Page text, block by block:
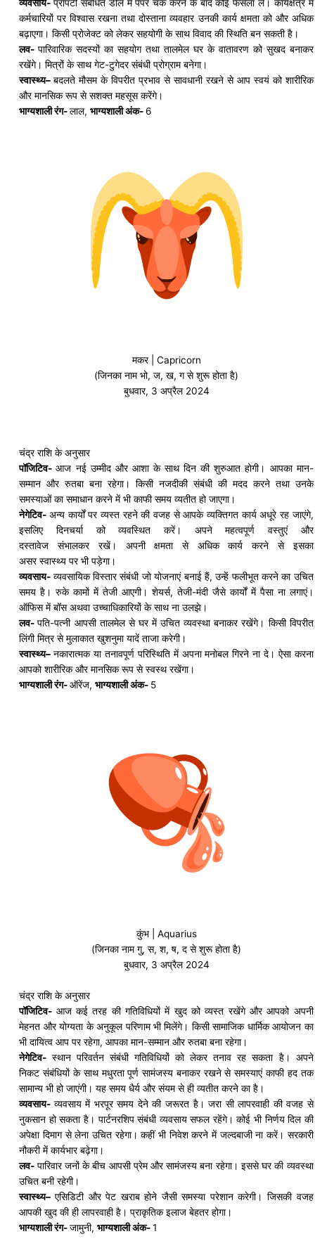
व्यवसाय-प्रॉपर्टी संबंधित डील में पेपर चेक करने के बाद कोई फैसला लें। कार्यक्षेत्र में
कर्मचारियों पर विश्वास रखना तथा दोस्ताना व्यवहार उनकी कार्य क्षमता को और अधिक
बढ़ाएगा। किसी प्रोजेक्ट को लेकर सहयोगी के साथ विवाद की स्थिति बन सकती है।
लव-पारिवारिक सदस्यों का सहयोग तथा तालमेल घर के वातावरण को सुखद बनाकर
रखेंगे। मित्रों के साथ गेट-टुगेदरसंबंधी प्रोग्राम बनेगा।
स्वास्थ्य–बदलते मौसम के विपरीत प्रभाव से सावधानी रखने से आप स्वयं को शारीरिक
और मानसिक रूप से सशक्त महसूस करेंगे।
भाग्यशाली रंग-लाल,भाग्यशाली अंक-6
मकर | Capricorn
(जिनका नाम भो, ज, ख, ग से शुरू होता है)
बुधवार, 3 अप्रैल 2024
चंद्र राशि के अनुसार
पॉजिटिव-आज नई उम्मीद और आशा के साथ दिन की शुरुआत होगी। आपका मान-
सम्मान और रुतबा बना रहेगा। किसी नजदीकी संबंधी की मदद करने तथा उनके
समस्याओं का समाधान करने में भी काफी समय व्यतीत हो जाएगा।
नेगेटिव-अन्य कार्यों पर व्यस्त रहने की वजह से आपके व्यक्तिगत कार्य अधूरे रह जाएंगे,
इसलिए दिनचर्या को व्यवस्थित करें। अपने महत्वपूर्ण वस्तुएं और
दस्तावेजसंभालकररखें। अपनी क्षमता से अधिक कार्य करने से इसका
असरस्वास्थ्य पर भी पड़ेगा।
व्यवसाय- व्यवसायिक विस्तार संबंधी जो योजनाएं बनाई हैं, उन्हें फलीभूत करने का उचित
समय है। रुके कामों में तेजी आएगी। शेयर्स, तेजी-मंदी जैसे कार्यों में पैसा ना लगाएं।
ऑफिस मेंबॉसअथवा उच्चाधिकारियों के साथ ना उलझे।
लव-पति-पत्नी आपसी तालमेल से घर में उचित व्यवस्था बनाकर रखेंगे। किसी विपरीत
लिंगी मित्र से मुलाकात खुशनुमा यादें ताजा करेगी।
स्वास्थ्य–नकारात्मक या तनावपूर्णपरिस्थिति में अपना मनोबल गिरने ना दे। ऐसा करना
आपको शारीरिक और मानसिक रूप से स्वस्थ रखेंगा।
भाग्यशाली रंग-ऑरेंज,भाग्यशाली अंक- 5
कुंभ | Aquarius
(जिनका नाम गु, स, श, ष, द से शुरू होता है)
बुधवार, 3 अप्रैल 2024
चंद्र राशि के अनुसार
पॉजिटिव- आज कई तरह की गतिविधियों में खुद को व्यस्त रखेंगेऔर आपको अपनी
मेहनत और योग्यता के अनुकूल परिणाम भी मिलेंगे। किसी सामाजिक धार्मिक आयोजन का
भी दायित्व आप पर रहेगा, आपका मान-सम्मान और रुतबा बना रहेगा।
नेगेटिव- स्थान परिवर्तन संबंधी गतिविधियों को लेकर तनाव रह सकता है। अपने
निकटसंबंधियोंके साथ मधुरता पूर्णसामंजस्य बनाकर रखने से समस्याएं काफी हद तक
सामान्य भी हो जाएंगी। यह समय धैर्य और संयम से ही व्यतीत करने का है।
व्यवसाय- व्यवसाय में भरपूर समय देने की जरूरत है। जरा सी लापरवाही की वजह से
नुकसान हो सकता है। पार्टनरशिप संबंधी व्यवसाय सफल रहेंगे। कोई भी निर्णय दिल की
अपेक्षा दिमाग से लेना उचित रहेगा। कहीं भी निवेश करने में जल्दबाजी ना करें। सरकारी
नौकरी में कार्यभार बढ़ेगा।
लव- पारिवारजनों के बीच आपसी प्रेम औरसामंजस्य बना रहेगा। इससे घर की व्यवस्था
उचित बनी रहेगी।
स्वास्थ्य– एसिडिटीऔर पेट खराब होने जैसी समस्या परेशान करेगी। जिसकी वजह
आपकी खुद की ही लापरवाही है। प्राकृतिक इलाज बेहतर होगा।
भाग्यशाली रंग-जामुनी,भाग्यशाली अंक-1